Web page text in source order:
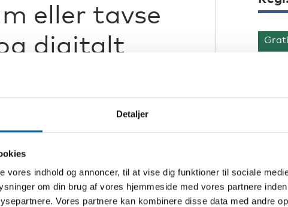
Detaljer
vores indhold og annoncer, til at vise dig funktioner til sociale
om din brug af vores hjemmeside med vores partnere
Vores partnere kan kombinere disse data med andre
eller tavse
digitalt
og deres mulighed for
- og hvordan skaber vi
Hvad er
tilbage og gør, at de ofte
beslutningsprocesser i
SLUT
13